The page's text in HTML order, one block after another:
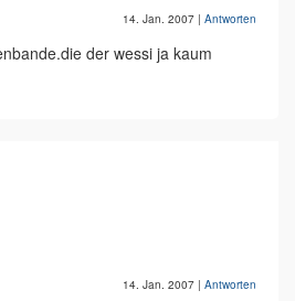
14. Jan. 2007 | Antworten
der wessi ja kaum
14. Jan. 2007 | Antworten